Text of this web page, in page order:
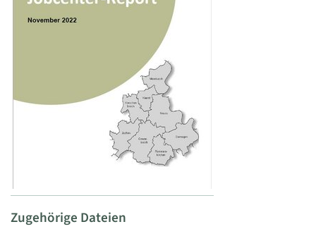
Zugehörige Dateien